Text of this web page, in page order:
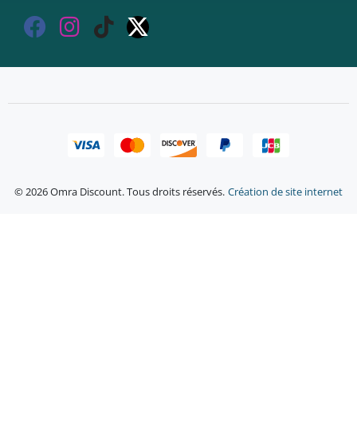
© 2026 Omra Discount. Tous droits réservés. Création de site internet